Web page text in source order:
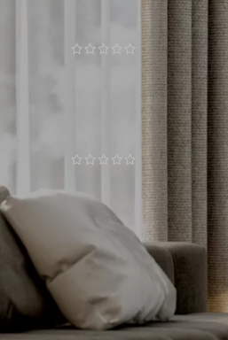
Готовые шторы блэкаут
300x270 Серые
Шторы блэкаут однотонный
Bruno Кремовый